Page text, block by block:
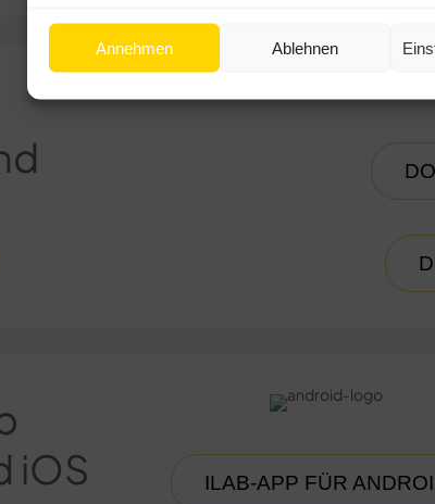
Annehmen Ablehnen
iOS
ILAB-APP FÜR